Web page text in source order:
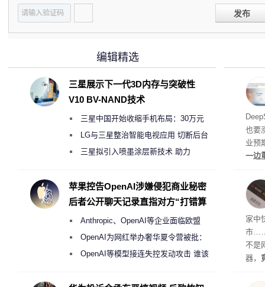
发布
梁
也要
业预
一边
边
整。
家中
市……
不是
器，
编辑精选
三星展示下一代3D内存与突破性
V10 BV-NAND技术
三星中国开始收缩手机布局：30万元
月销售额不达标门店 将被逐步清退
LG与三星整治智能电视应用 切断后台
偷偷共享带宽的违规行为
三星拟引入喷墨涂层新技术 助力
度
苹果控告OpenAI涉嫌侵犯商业秘密
后者公开聊天记录直指对方“打错算
Anthropic、OpenAI等企业面临欧盟
《人工智能法案》全新执法权限审查
OpenAI为网红举办奢华夏令营被批：
2000美元一晚 遭讽“反乌托邦”
OpenAI等模型接连失控发动攻击 谁该